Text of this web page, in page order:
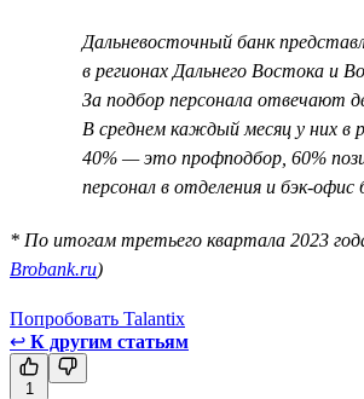
Дальневосточный банк
в регионах Дальнего Востока и
За подбор персонала отвечают
В среднем каждый месяц у них в
40% — это профподбор, 60%
персонал в отделения и бэк-офис
* По итогам третьего квартала 2023
Brobank.ru)
Попробовать Talantix
↩ К другим статьям
1